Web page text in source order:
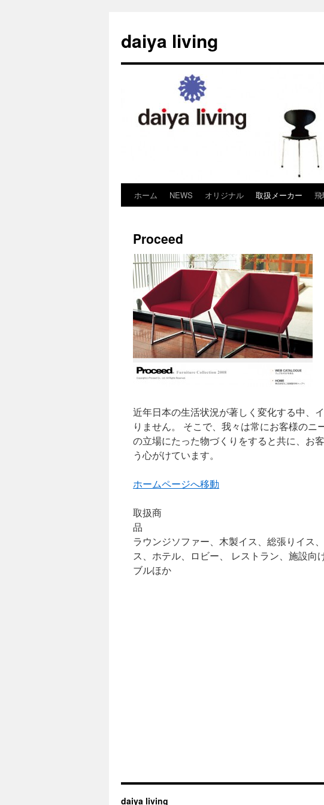
daiya living
ン
ツ
へ
ス
キ
ホーム NEWS オリジナル 取扱メーカー
Proceed
近年日本の生活状況が著しく変化する中、
りません。 そこで、我々は常にお客様の
の立場にたった物づくりをすると共に、お
う心がけています。
ホームページへ移動
取扱商
ラウンジソファー、木製イス、総張りイス
ス、ホテル、ロビー、 レストラン、施
ブルほか
daiya living